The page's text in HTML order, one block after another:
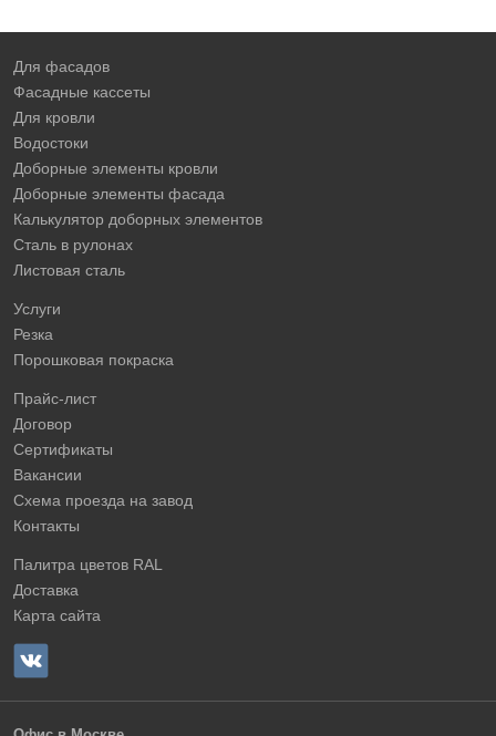
Для фасадов
Фасадные кассеты
Для кровли
Водостоки
Доборные элементы кровли
Доборные элементы фасада
Калькулятор доборных элементов
Сталь в рулонах
Листовая сталь
Услуги
Резка
Порошковая покраска
Прайс-лист
Договор
Сертификаты
Вакансии
Схема проезда на завод
Контакты
Палитра цветов RAL
Доставка
Карта сайта